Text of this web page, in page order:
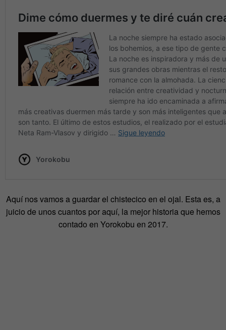
Aquí nos vamos a guardar el chistecico en el ojal. Esta es, a
juicio de unos cuantos por aquí, la mejor historia que hemos
contado en Yorokobu en 2017.